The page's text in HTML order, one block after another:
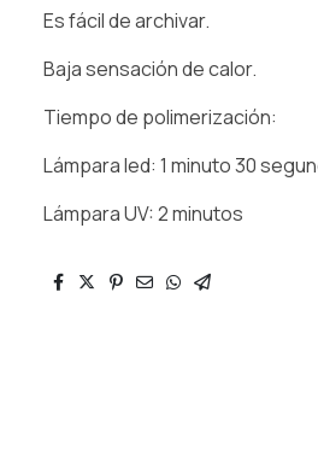
Es fácil de archivar.
Baja sensación de calor.
Tiempo de polimerización:
Lámpara led: 1 minuto 30
Lámpara UV: 2 minutos